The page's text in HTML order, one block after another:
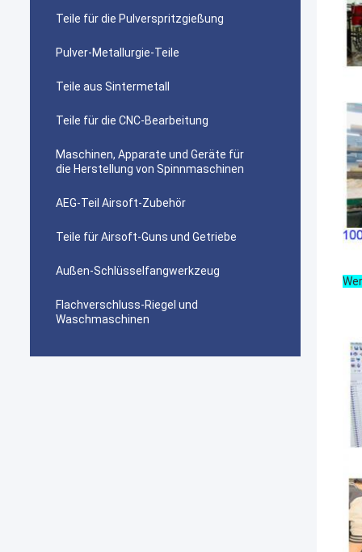
Teile für die Pulverspritzgießung
Pulver-Metallurgie-Teile
Teile aus Sintermetall
Teile für die CNC-Bearbeitung
Maschinen, Apparate und Geräte für
die Herstellung von Spinnmaschinen
AEG-Teil Airsoft-Zubehör
Teile für Airsoft-Guns und Getriebe
Außen-Schlüsselfangwerkzeug
Flachverschluss-Riegel und
Waschmaschinen